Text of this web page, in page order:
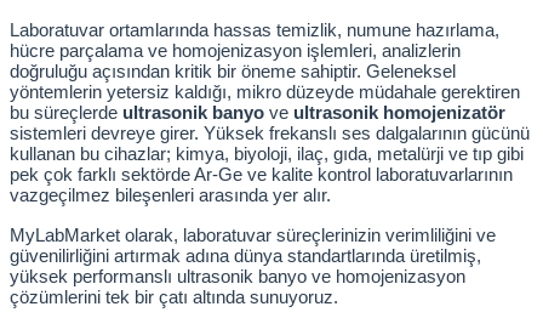
Laboratuvar ortamlarında hassas temizlik, numune hazırlama,
hücre parçalama ve homojenizasyon işlemleri, analizlerin
doğruluğu açısından kritik bir öneme sahiptir. Geleneksel
yöntemlerin yetersiz kaldığı, mikro düzeyde müdahale gerektiren
bu süreçlerde ultrasonik banyo ve ultrasonik homojenizatör
sistemleri devreye girer. Yüksek frekanslı ses dalgalarının gücünü
kullanan bu cihazlar; kimya, biyoloji, ilaç, gıda, metalürji ve tıp gibi
pek çok farklı sektörde Ar-Ge ve kalite kontrol laboratuvarlarının
vazgeçilmez bileşenleri arasında yer alır.
MyLabMarket olarak, laboratuvar süreçlerinizin verimliliğini ve
güvenilirliğini artırmak adına dünya standartlarında üretilmiş,
yüksek performanslı ultrasonik banyo ve homojenizasyon
çözümlerini tek bir çatı altında sunuyoruz.